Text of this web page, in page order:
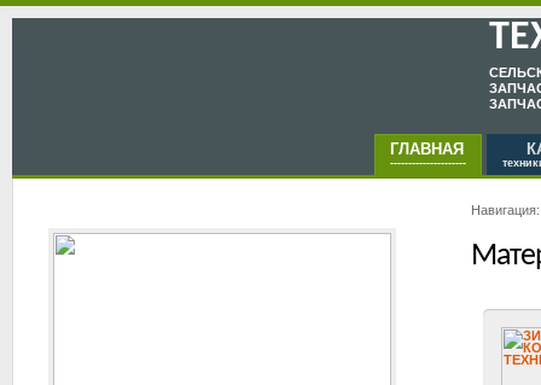
ГЛАВНАЯ
---------------------